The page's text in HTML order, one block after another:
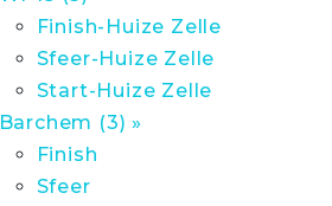
Finish-Huize Zelle
Sfeer-Huize Zelle
Start-Huize Zelle
Barchem (3) »
Finish
Sfeer